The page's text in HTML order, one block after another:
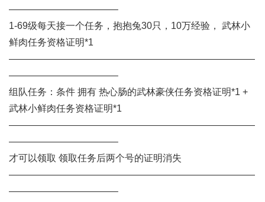
———————————–
1-69级每天接一个任务，抱抱兔30只，10万经验， 武林小
鲜肉任务资格证明*1
——————————————————————————
———————————–
组队任务：条件 拥有 热心肠的武林豪侠任务资格证明*1 +
武林小鲜肉任务资格证明*1
——————————————————————————
———————————–
才可以领取 领取任务后两个号的证明消失
——————————————————————————
———————————–